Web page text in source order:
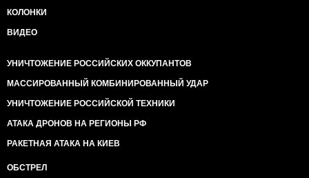
КОЛОНКИ
ВИДЕО
УНИЧТОЖЕНИЕ РОССИЙСКИХ ОККУПАНТОВ
МАССИРОВАННЫЙ КОМБИНИРОВАННЫЙ УДАР
УНИЧТОЖЕНИЕ РОССИЙСКОЙ ТЕХНИКИ
АТАКА ДРОНОВ НА РЕГИОНЫ РФ
РАКЕТНАЯ АТАКА НА КИЕВ
ОБСТРЕЛ